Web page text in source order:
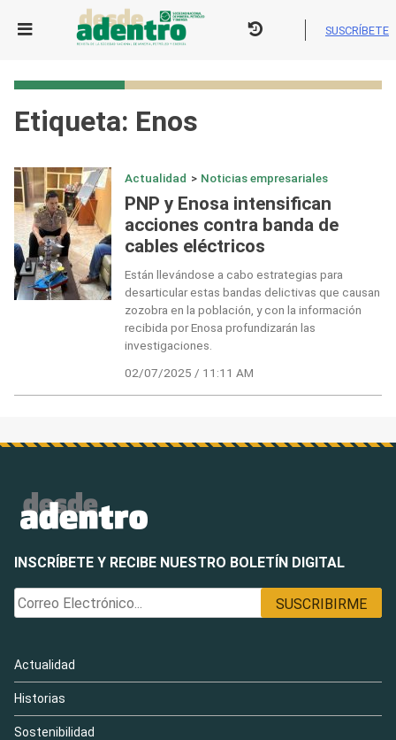
SUSCRÍBETE
Etiqueta: Enos
Actualidad > Noticias empresariales
PNP y Enosa intensifican
acciones contra banda de
cables eléctricos
Están llevándose a cabo estrategias para
desarticular estas bandas delictivas que causan
zozobra en la población, y con la información
recibida por Enosa profundizarán las
investigaciones.
02/07/2025 / 11:11 AM
INSCRÍBETE Y RECIBE NUESTRO BOLETÍN DIGITAL
Actualidad
Historias
Sostenibilidad